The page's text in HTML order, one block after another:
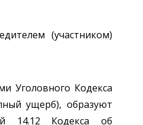
(участником)
Уголовного Кодекса
ущерб), образуют
14.12 Кодекса об